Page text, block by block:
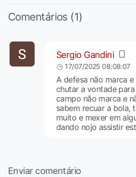
Comentários (1)
Sergio Gandini
17/07/2025 08:08:07
A defesa não marca
chutar a vontade
campo não marca e
sabem recuar a bola,
muito e mexer em
dando nojo assistir
Enviar comentário